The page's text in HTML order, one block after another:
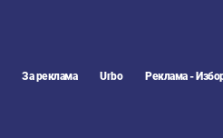
За реклама Urbo Реклама -